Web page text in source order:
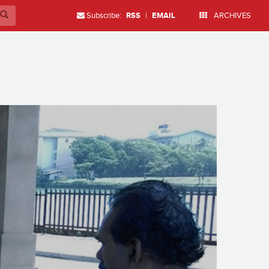
Subscribe: RSS | EMAIL ARCHIVES